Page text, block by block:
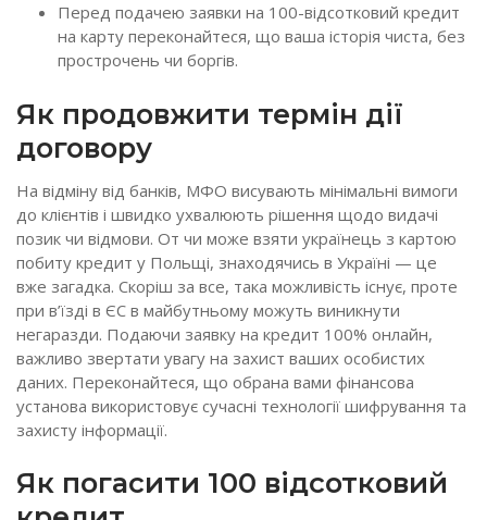
Перед подачею заявки на 100-відсотковий кредит
на карту переконайтеся, що ваша історія чиста, без
прострочень чи боргів.
Як продовжити термін дії
договору
На відміну від банків, МФО висувають мінімальні вимоги
до клієнтів і швидко ухвалюють рішення щодо видачі
позик чи відмови. От чи може взяти українець з картою
побиту кредит у Польщі, знаходячись в Україні — це
вже загадка. Скоріш за все, така можливість існує, проте
при в’їзді в ЄС в майбутньому можуть виникнути
негаразди. Подаючи заявку на кредит 100% онлайн,
важливо звертати увагу на захист ваших особистих
даних. Переконайтеся, що обрана вами фінансова
установа використовує сучасні технології шифрування та
захисту інформації.
Як погасити 100 відсотковий